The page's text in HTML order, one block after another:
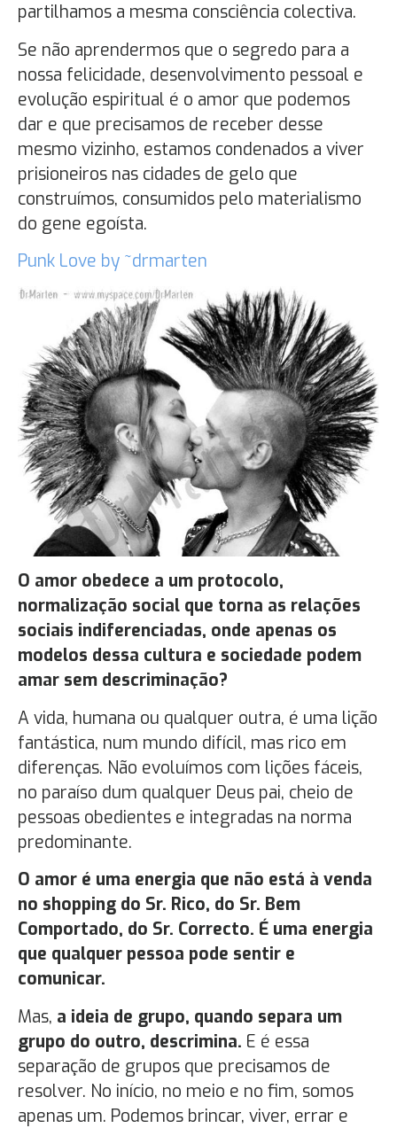
partilhamos a mesma consciência colectiva.
Se não aprendermos que o segredo para a
nossa felicidade, desenvolvimento pessoal e
evolução espiritual é o amor que podemos
dar e que precisamos de receber desse
mesmo vizinho, estamos condenados a viver
prisioneiros nas cidades de gelo que
construímos, consumidos pelo materialismo
do gene egoísta.
Punk Love by ~drmarten
O amor obedece a um protocolo,
normalização social que torna as relações
sociais indiferenciadas, onde apenas os
modelos dessa cultura e sociedade podem
amar sem descriminação?
A vida, humana ou qualquer outra, é uma lição
fantástica, num mundo difícil, mas rico em
diferenças. Não evoluímos com lições fáceis,
no paraíso dum qualquer Deus pai, cheio de
pessoas obedientes e integradas na norma
predominante.
O amor é uma energia que não está à venda
no shopping do Sr. Rico, do Sr. Bem
Comportado, do Sr. Correcto. É uma energia
que qualquer pessoa pode sentir e
comunicar.
Mas, a ideia de grupo, quando separa um
grupo do outro, descrimina. E é essa
separação de grupos que precisamos de
resolver. No início, no meio e no fim, somos
apenas um. Podemos brincar, viver, errar e